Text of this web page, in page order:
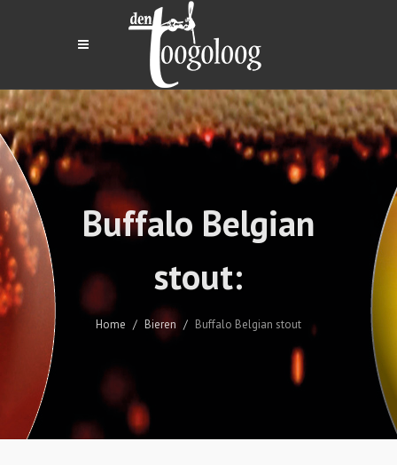
Buffalo Belgian
stout:
Home Bieren Buffalo Belgian stout